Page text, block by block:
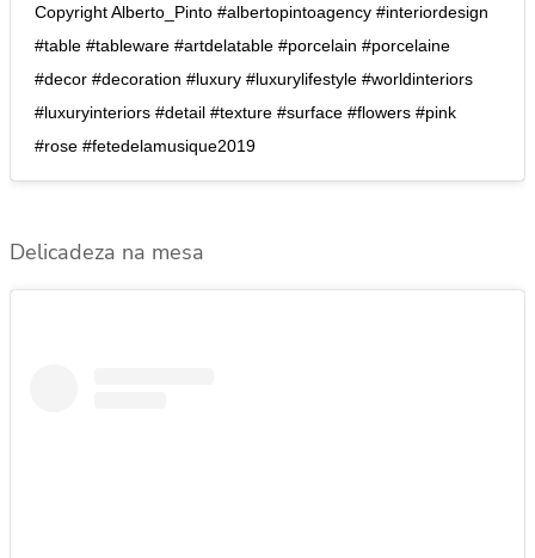
Copyright Alberto_Pinto #albertopintoagency #interiordesign
#table #tableware #artdelatable #porcelain #porcelaine
#decor #decoration #luxury #luxurylifestyle #worldinteriors
#luxuryinteriors #detail #texture #surface #flowers #pink
#rose #fetedelamusique2019
Delicadeza na mesa